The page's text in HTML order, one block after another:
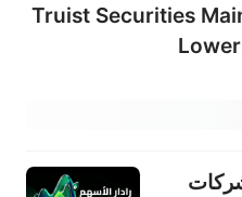
Truist Securities